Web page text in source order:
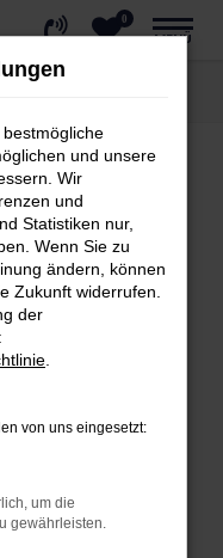
0
MENÜ
helfen können:
deine
Beispiel
Werbeblocker,
Seiten
und unsere
Wir
und
Statistiken nur,
Wenn Sie zu
ändern, können
Zukunft widerrufen.
der
von uns eingesetzt:
um die
gewährleisten.